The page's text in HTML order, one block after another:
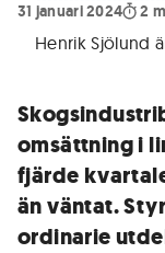
31 januari 2024
2
Henrik Sjölund
omsättning i
fjärde
än väntat.
ordinarie